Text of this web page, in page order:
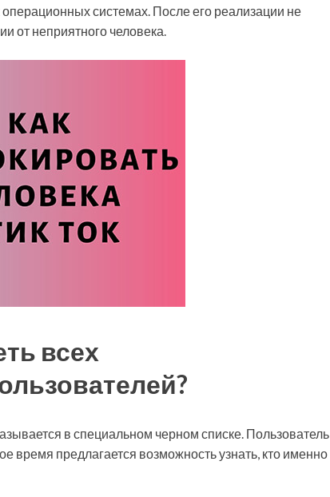
системах. После его реализации не
от неприятного человека.
всех
в специальном черном списке. Пользователь
время предлагается возможность узнать, кто именно